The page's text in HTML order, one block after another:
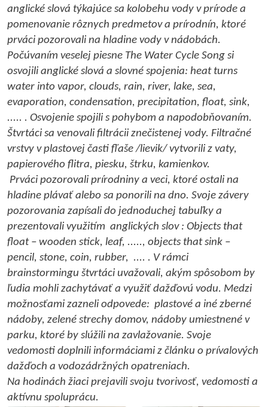
anglické slová týkajúce sa kolobehu vody v prírode a
pomenovanie rôznych predmetov a prírodnín, ktoré
prváci pozorovali na hladine vody v nádobách.
Počúvaním veselej piesne The Water Cycle Song si
osvojili anglické slová a slovné spojenia: heat turns
water into vapor, clouds, rain, river, lake, sea,
evaporation, condensation, precipitation, float, sink,
..... . Osvojenie spojili s pohybom a napodobňovaním.
Štvrtáci sa venovali filtrácii znečistenej vody. Filtračné
vrstvy v plastovej časti fľaše /lievik/ vytvorili z vaty,
papierového flitra, piesku, štrku, kamienkov.
Prváci pozorovali prírodniny a veci, ktoré ostali na
hladine plávať alebo sa ponorili na dno. Svoje závery
pozorovania zapísali do jednoduchej tabuľky a
prezentovali využitím anglických slov : Objects that
float – wooden stick, leaf, ....., objects that sink –
pencil, stone, coin, rubber, .... . V rámci
brainstormingu štvrtáci uvažovali, akým spôsobom by
ľudia mohli zachytávať a využiť dažďovú vodu. Medzi
možnosťami zazneli odpovede: plastové a iné zberné
nádoby, zelené strechy domov, nádoby umiestnené v
parku, ktoré by slúžili na zavlažovanie. Svoje
vedomosti doplnili informáciami z článku o prívalových
dažďoch a vodozádržných opatreniach.
Na hodinách žiaci prejavili svoju tvorivosť, vedomosti a
aktívnu spoluprácu.